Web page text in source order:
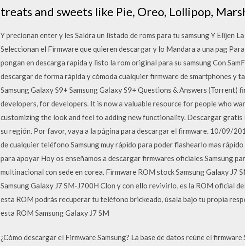
treats and sweets like Pie, Oreo, Lollipop,
Y precionan enter y les Saldra un listado de roms para tu samsung Y Elijen
Seleccionan el Firmware que quieren descargar y lo Mandara a una pag
pongan en descarga rapida y listo la rom original para su samsung Con
descargar de forma rápida y cómoda cualquier firmware de smartphones y
Samsung Galaxy S9+ Samsung Galaxy S9+ Questions & Answers
developers, for developers. It is now a valuable resource for people who
customizing the look and feel to adding new functionality. Descargar
su región. Por favor, vaya a la página para descargar el firmware. 10/09/
de cualquier teléfono Samsung muy rápido para poder flashearlo mas
para apoyar Hoy os enseñamos a descargar firmwares oficiales Samsung
multinacional con sede en corea. Firmware ROM stock Samsung Galaxy
Samsung Galaxy J7 SM-J700H Clon y con ello revivirlo, es la ROM oficial
esta ROM podrás recuperar tu teléfono brickeado, úsala bajo tu propia
esta ROM Samsung Galaxy J7 SM
¿Cómo descargar el Firmware Samsung? La base de datos reúne el